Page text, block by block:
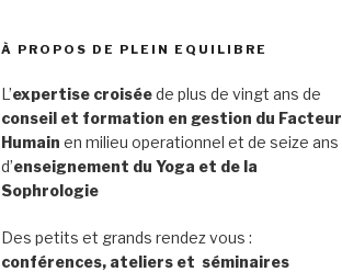
À PROPOS DE PLEIN EQUILIBRE
L’expertise croiséede plus de vingt ans de
conseil et formation en gestion du Facteur
Humain en milieu operationnel et de seize ans
d’enseignement du Yoga et de la
Sophrologie
Des petits et grands rendez vous :
conférences, ateliers et séminaires